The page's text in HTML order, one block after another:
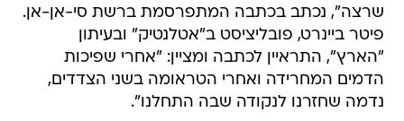
שרצה", נכתב בכתבה המתפרסמת ברשת סי-אן-אן.
פיטר ביינרט, פובליציסט ב"אטלנטיק" ובעיתון
"הארץ", התראיין לכתבה ומציין: "אחרי שפיכות
הדמים המחרידה ואחרי הטראומה בשני הצדדים,
נדמה שחזרנו לנקודה שבה התחלנו".